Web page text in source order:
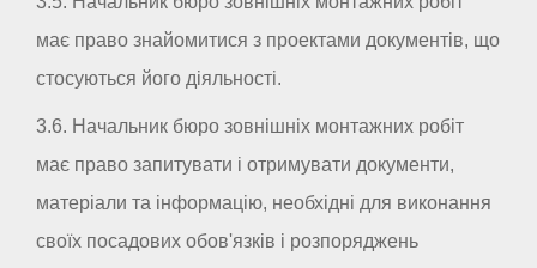
має право знайомитися з проектами документів, що
стосуються його діяльності.
3.6. Начальник бюро зовнішніх монтажних робіт
має право запитувати і отримувати документи,
матеріали та інформацію, необхідні для виконання
своїх посадових обов'язків і розпоряджень